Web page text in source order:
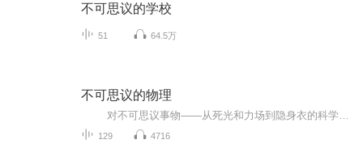
不可思议的学校
51 64.5万
不可思议的物理
129 4716